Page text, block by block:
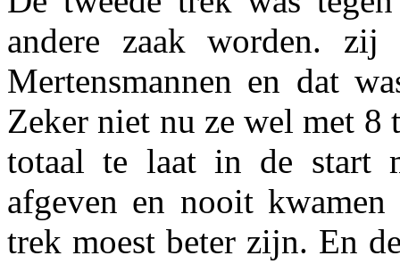
andere zaak worden. zij
Mertensmannen en dat
Zeker niet nu ze wel met 8
totaal te laat in de start
afgeven en nooit
trek moest beter zijn. En